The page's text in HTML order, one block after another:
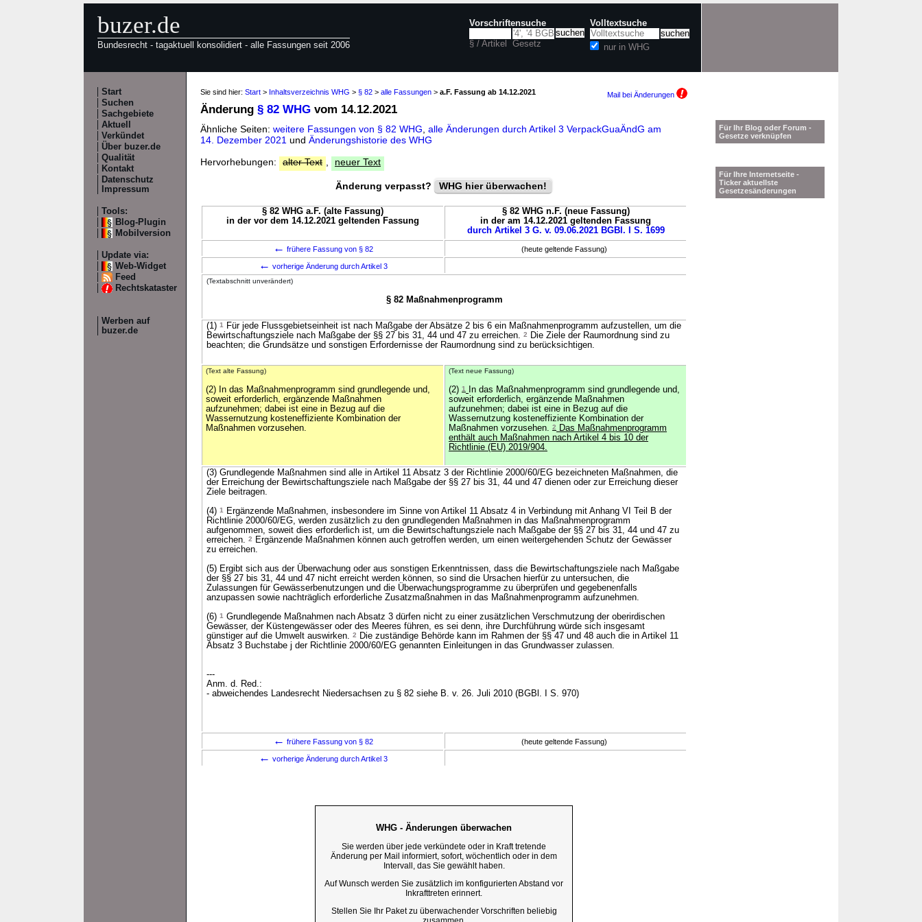
buzer.de
Bundesrecht - tagaktuell konsolidiert - alle Fassungen seit 2006
Vorschriftensuche
§ / Artikel Gesetz
Volltextsuche
nur in WHG
Start
Suchen
Sachgebiete
Aktuell
Verkündet
Über buzer.de
Qualität
Kontakt
Datenschutz
Impressum
Tools:
Blog-Plugin
Mobilversion
Update via:
Web-Widget
Feed
Rechtskataster
Werben auf
buzer.de
Sie sind hier: Start > Inhaltsverzeichnis WHG > § 82 > alle Fassungen > a.F. Fassung ab 14.12.2021 Mail bei Änderungen
Änderung § 82 WHG vom 14.12.2021
Ähnliche Seiten: weitere Fassungen von § 82 WHG alle Änderungen durch Artikel 3 VerpackGuaÄndG am
14. Dezember 2021 und Änderungshistorie des WHG
Hervorhebungen:
alter Text neuer Text
Änderung verpasst? WHG hier überwachen!
§ 82 WHG a.F. (alte Fassung)
in der vor dem 14.12.2021 geltenden Fassung
§ 82 WHG n.F. (neue Fassung)
in der am 14.12.2021 geltenden Fassung
durch Artikel 3 G. v. 09.06.2021 BGBl. I S. 1699
← frühere Fassung von § 82 (heute geltende Fassung)
← vorherige Änderung durch Artikel 3
(Textabschnitt unverändert)
§ 82 Maßnahmenprogramm
(1) 1
Für jede Flussgebietseinheit ist nach Maßgabe der Absätze 2 bis 6 ein Maßnahmenprogramm aufzustellen, um die
Bewirtschaftungsziele nach Maßgabe der §§ 27 bis 31, 44 und 47 zu erreichen. 2
Die Ziele der Raumordnung sind zu
beachten; die Grundsätze und sonstigen Erfordernisse der Raumordnung sind zu berücksichtigen.
(Text alte Fassung)
(2) In das Maßnahmenprogramm sind grundlegende und,
soweit erforderlich, ergänzende Maßnahmen
aufzunehmen; dabei ist eine in Bezug auf die
Wassernutzung kosteneffiziente Kombination der
Maßnahmen vorzusehen.
(Text neue Fassung)
(2) 1
In das Maßnahmenprogramm sind grundlegende und,
soweit erforderlich, ergänzende Maßnahmen
aufzunehmen; dabei ist eine in Bezug auf die
Wassernutzung kosteneffiziente Kombination der
Maßnahmen vorzusehen. 2
Das Maßnahmenprogramm
enthält auch Maßnahmen nach Artikel 4 bis 10 der
Richtlinie (EU) 2019/904.
(3) Grundlegende Maßnahmen sind alle in Artikel 11 Absatz 3 der Richtlinie 2000/60/EG bezeichneten Maßnahmen, die
der Erreichung der Bewirtschaftungsziele nach Maßgabe der §§ 27 bis 31, 44 und 47 dienen oder zur Erreichung dieser
Ziele beitragen.
(4) 1
Ergänzende Maßnahmen, insbesondere im Sinne von Artikel 11 Absatz 4 in Verbindung mit Anhang VI Teil B der
Richtlinie 2000/60/EG, werden zusätzlich zu den grundlegenden Maßnahmen in das Maßnahmenprogramm
aufgenommen, soweit dies erforderlich ist, um die Bewirtschaftungsziele nach Maßgabe der §§ 27 bis 31, 44 und 47 zu
erreichen. 2
Ergänzende Maßnahmen können auch getroffen werden, um einen weitergehenden Schutz der Gewässer
zu erreichen.
(5) Ergibt sich aus der Überwachung oder aus sonstigen Erkenntnissen, dass die Bewirtschaftungsziele nach Maßgabe
der §§ 27 bis 31, 44 und 47 nicht erreicht werden können, so sind die Ursachen hierfür zu untersuchen, die
Zulassungen für Gewässerbenutzungen und die Überwachungsprogramme zu überprüfen und gegebenenfalls
anzupassen sowie nachträglich erforderliche Zusatzmaßnahmen in das Maßnahmenprogramm aufzunehmen.
(6) 1 Grundlegende Maßnahmen nach Absatz 3 dürfen nicht zu einer zusätzlichen Verschmutzung der oberirdischen
Gewässer, der Küstengewässer oder des Meeres führen, es sei denn, ihre Durchführung würde sich insgesamt
günstiger auf die Umwelt auswirken. 2
Die zuständige Behörde kann im Rahmen der §§ 47 und 48 auch die in Artikel 11
Absatz 3 Buchstabe j der Richtlinie 2000/60/EG genannten Einleitungen in das Grundwasser zulassen.
---
Anm. d. Red.:
- abweichendes Landesrecht Niedersachsen zu § 82 siehe B. v. 26. Juli 2010 (BGBl. I S. 970)
← frühere Fassung von § 82 (heute geltende Fassung)
← vorherige Änderung durch Artikel 3
WHG - Änderungen überwachen
Sie werden über jede verkündete oder in Kraft tretende
Änderung per Mail informiert, sofort, wöchentlich oder in dem
Intervall, das Sie gewählt haben.
Auf Wunsch werden Sie zusätzlich im konfigurierten Abstand vor
Inkrafttreten erinnert.
Stellen Sie Ihr Paket zu überwachender Vorschriften beliebig
Für Ihr Blog oder Forum -
Gesetze verknüpfen
Für Ihre Internetseite -
Ticker aktuellste
Gesetzesänderungen